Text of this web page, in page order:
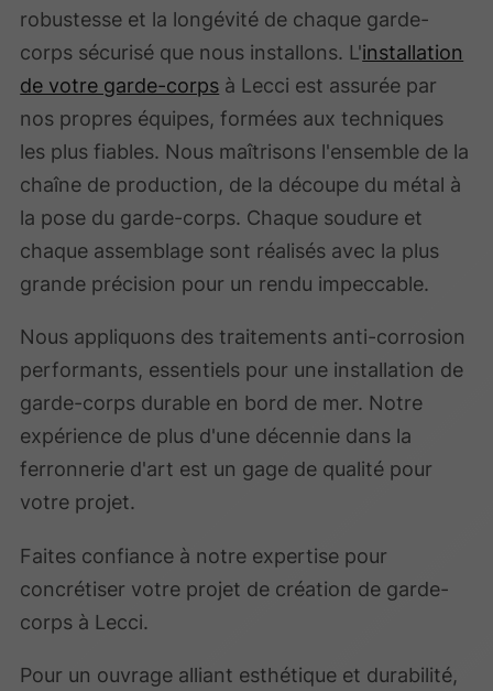
robustesse et la longévité de chaque garde-
corps sécurisé que nous installons. L'installation
de votre garde-corps à Lecci est assurée par
nos propres équipes, formées aux techniques
les plus fiables. Nous maîtrisons l'ensemble de la
chaîne de production, de la découpe du métal à
la pose du garde-corps. Chaque soudure et
chaque assemblage sont réalisés avec la plus
grande précision pour un rendu impeccable.
Nous appliquons des traitements anti-corrosion
performants, essentiels pour une installation de
garde-corps durable en bord de mer. Notre
expérience de plus d'une décennie dans la
ferronnerie d'art est un gage de qualité pour
votre projet.
Faites confiance à notre expertise pour
concrétiser votre projet de création de garde-
corps à Lecci.
Pour un ouvrage alliant esthétique et durabilité,